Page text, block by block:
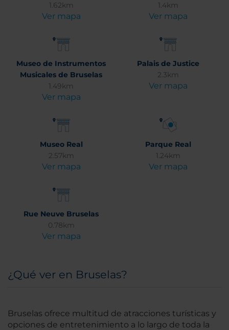
1.62km
Ver mapa
1.4km
Ver mapa
Museo de Instrumentos
Musicales de Bruselas
1.49km
Ver mapa
Palais de Justice
2.3km
Ver mapa
Museo Real
2.57km
Ver mapa
Parque Real
1.24km
Ver mapa
Rue Neuve Bruselas
0.78km
Ver mapa
¿Qué ver en Bruselas?
Bruselas ofrece multitud de atracciones turísticas y
opciones de entretenimiento a lo largo de toda la